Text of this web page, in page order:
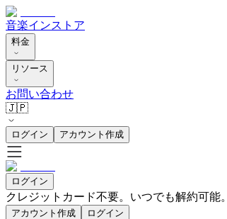
音楽インストア
料金
リソース
お問い合わせ
🇯🇵
ログイン アカウント作成
ログイン
クレジットカード不要。いつでも解約可能。
アカウント作成 ログイン